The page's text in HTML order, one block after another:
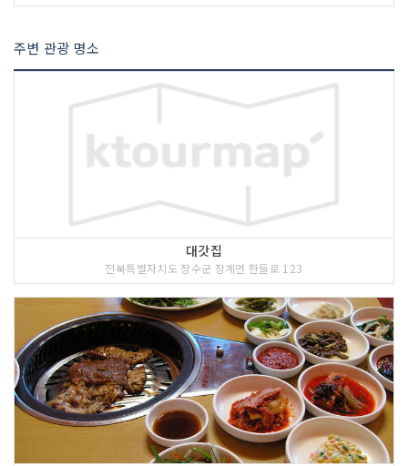
주변 관광 명소
대갓집
전북특별자치도 장수군 장계면 한들로 123